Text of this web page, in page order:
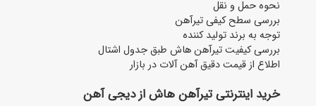
نحوه حمل ‌و نقل
بررسی سطح کیفی تیرآهن
توجه به برند تولید کننده
بررسی کیفیت تیرآهن هاش طبق جدول اشتال
اطلاع از قیمت دقیق آهن ‌آلات در بازار
خرید اینترنتی تیرآهن هاش از دیجی آهن